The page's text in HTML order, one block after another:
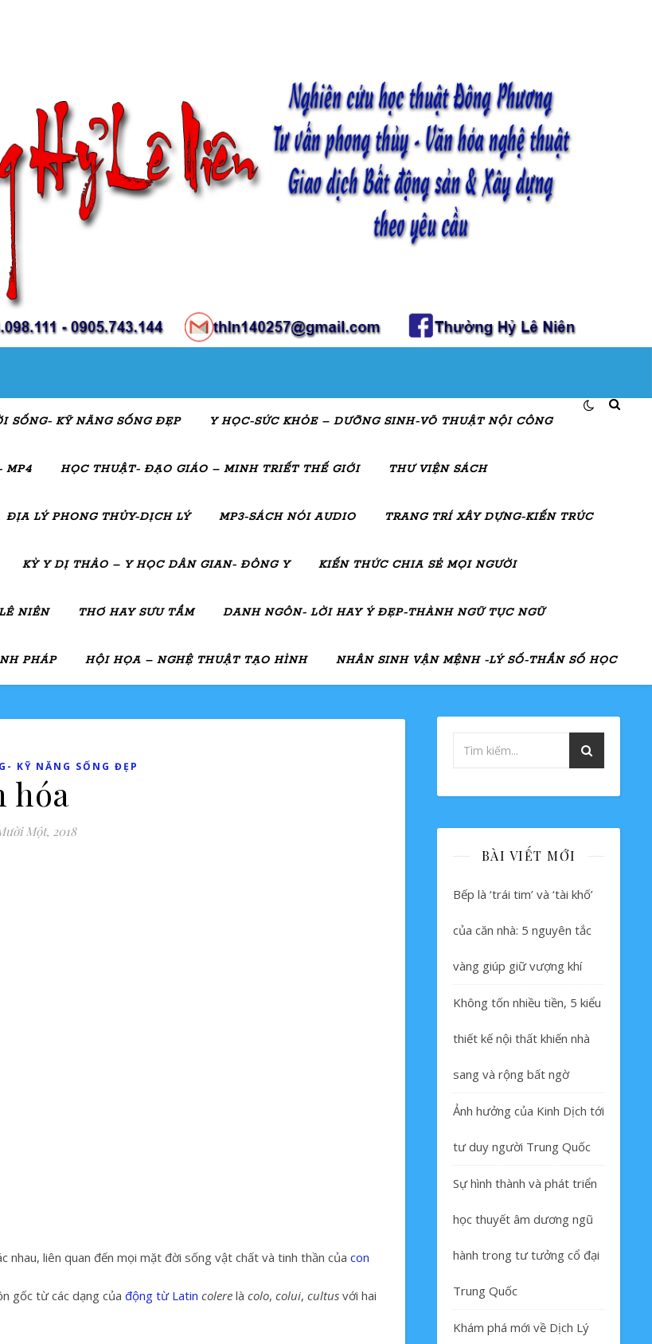
SỐNG- KỸ NĂNG SỐNG ĐẸP Y HỌC-SỨC KHỎE – DƯỠNG SINH-VÕ THUẬT NỘI CÔNG
MP4 HỌC THUẬT- ĐẠO GIÁO – MINH TRIẾT THẾ GIỚI THƯ VIỆN SÁCH
ĐỊA LÝ PHONG THỦY-DỊCH LÝ MP3-SÁCH NÓI AUDIO TRANG TRÍ XÂY DỰNG-KIẾN TRÚC
KỲ Y DỊ THẢO – Y HỌC DÂN GIAN- ĐÔNG Y KIẾN THỨC CHIA SẺ MỌI NGƯỜI
NIÊN THƠ HAY SƯU TẦM DANH NGÔN- LỜI HAY Ý ĐẸP-THÀNH NGỮ TỤC NGỮ
PHÁP HỘI HỌA – NGHỆ THUẬT TẠO HÌNH NHÂN SINH VẬN MỆNH -LÝ SỐ-THẦN SỐ HỌC
KỸ NĂNG SỐNG ĐẸP
hóa
Một, 2018
nhau, liên quan đến mọi mặt đời sống vật chất và tinh thần của con
gốc từ các dạng của động từ Latin colere là colo, colui, cultus với hai
BÀI VIẾT MỚI
Bếp là ‘trái tim’ và ‘tài khố’
của căn nhà: 5 nguyên tắc
vàng giúp giữ vượng khí
Không tốn nhiều tiền, 5 kiểu
thiết kế nội thất khiến nhà
sang và rộng bất ngờ
Ảnh hưởng của Kinh Dịch tới
tư duy người Trung Quốc
Sự hình thành và phát triển
học thuyết âm dương ngũ
hành trong tư tưởng cổ đại
Trung Quốc
Khám phá mới về Dịch Lý